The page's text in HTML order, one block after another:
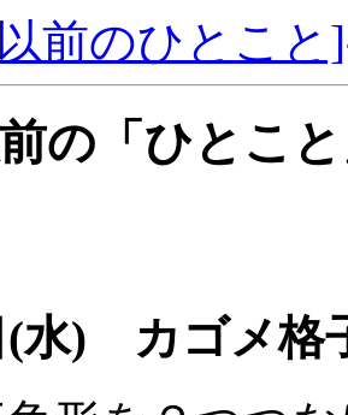
前のひとこと]
の「ひとこ
水) カゴメ格